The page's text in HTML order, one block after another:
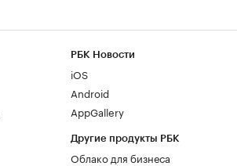
РБК Новости
iOS
Android
AppGallery
Другие продукты РБК
Облако для бизнеса